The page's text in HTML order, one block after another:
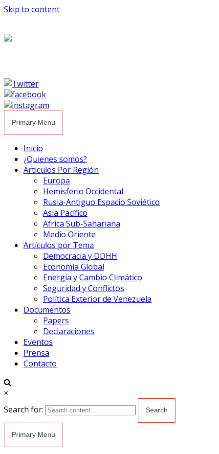
Skip to content
Primary Menu
Inicio
¿Quienes somos?
Articulos Por Región
Europa
Hemisferio Occidental
Rusia-Antiguo Espacio Soviético
Asia Pacífico
Africa Sub-Sahariana
Medio Oriente
Artículos por Tema
Democracia y DDHH
Economía Global
Energía y Cambio Climático
Seguridad y Conflictos
Política Exterior de Venezuela
Documentos
Papers
Declaraciones
Eventos
Prensa
Contacto
×
Search for:
Primary Menu